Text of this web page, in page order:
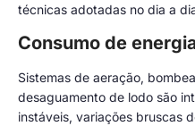
técnicas adotadas no dia a
Consumo de
Sistemas de aeração,
desaguamento de lodo são
instáveis, variações bruscas